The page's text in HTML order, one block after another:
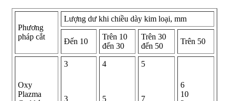
Phương
pháp cắt
Lượng dư khi chiều dày kim loại, mm
Đến 10
Trên 10
đến 30
Trên 30
đến 50
Trên 50
Oxy
Plazma
3
3
4
5
5
7
6
10